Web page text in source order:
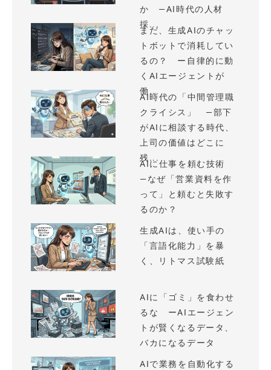
か —AI時代の人材
採...
まだ、生成AIのチャッ
トボットで消耗してい
るの？ ー自律的に動
くAIエージェントが
働...
AI時代の「中間管理職
クライシス」 —部下
がAIに相談する時代、
上司の価値はどこに
残...
AIに仕事を頼む技術
—なぜ「営業資料を作
って」と頼むと失敗す
るのか？
生成AIは、使い手の
「言語化能力」を暴
く、リトマス試験紙
AIに「ゴミ」を食わせ
るな ーAIエージェン
トが賢くなるデータ、
バカになるデータ
AIで業務を自動化する